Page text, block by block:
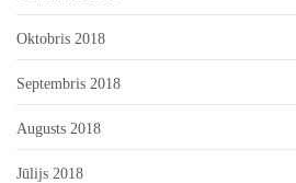
Oktobris 2018
Septembris 2018
Augusts 2018
Jūlijs 2018